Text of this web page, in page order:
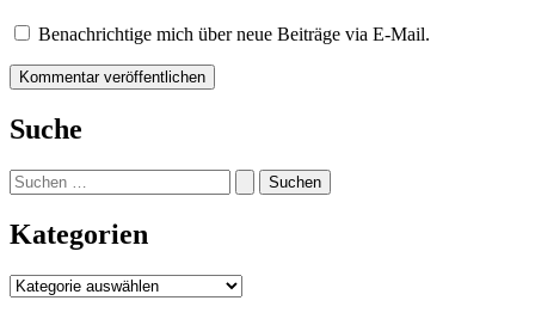
Benachrichtige mich über neue Beiträge via E-Mail.
Suche
Suchen
nach:
Kategorien
Kategorien